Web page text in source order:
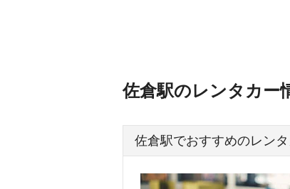
佐倉駅のレンタカー
佐倉駅でおすすめのレン